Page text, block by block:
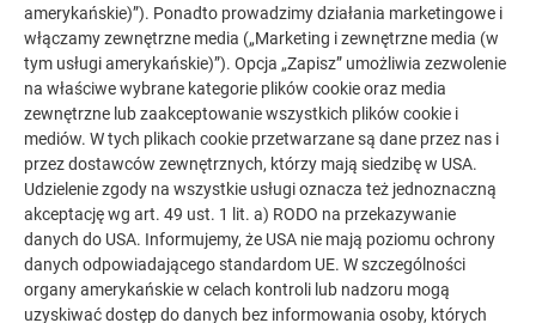
To byłoby zbyt proste, gdybyśmy mogli podać cenę
całościową lub powiedzieć, że dachówka klasyczna lub
łupek elewacyjny kosztuje xy euro.
O CENIE
Czy dach PREFA może stanowić ochronę odgromową?
Dachy metalowezgodnie z przepisami ÖVE/ÖNORM EN
62305-3mogą być wbudowane w zewnętrzny system
ochrony odgromowej. Pokrycia taśmowe płaskie PREFA
(PrefalziFalzonal) są tym samym dopuszczalne jako
naturalny element pełniący rolę zwodu, zaś małe formaty
PREFA (dachówki klasyczne,dachówki łupkowe,panele
dachowe,dachówki romb) jako naturalny element urządzenia
Czy jest możliwe przykrycie starego dachu?
Ze względu na niewielką masę dachówki klasyczne, łupkowe
i romby i panele dachowe FX.12 PREFA można z
powodzeniem stosować do przykrywania starych dachów.
Czy grad może uszkodzić dach PREFA?
amerykańskie)”). Ponadto prowadzimy działania marketingowe i
włączamy zewnętrzne media („Marketing i zewnętrzne media (w
tym usługi amerykańskie)”). Opcja „Zapisz” umożliwia zezwolenie
na właściwe wybrane kategorie plików cookie oraz media
zewnętrzne lub zaakceptowanie wszystkich plików cookie i
mediów. W tych plikach cookie przetwarzane są dane przez nas i
przez dostawców zewnętrznych, którzy mają siedzibę w USA.
Udzielenie zgody na wszystkie usługi oznacza też jednoznaczną
akceptację wg art. 49 ust. 1 lit. a) RODO na przekazywanie
danych do USA. Informujemy, że USA nie mają poziomu ochrony
danych odpowiadającego standardom UE. W szczególności
organy amerykańskie w celach kontroli lub nadzoru mogą
uzyskiwać dostęp do danych bez informowania osoby, których